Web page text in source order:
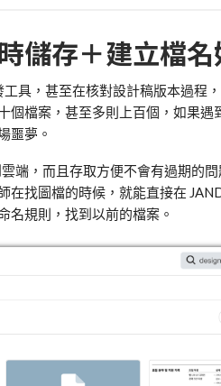
儲存＋建立檔
具，甚至在核對設計稿版本過程
檔案，甚至多則上百個，如果遇
噩夢。
端，而且存取方便不會有過期的
在找圖檔的時候，就能直接在
名規則，找到以前的檔案。